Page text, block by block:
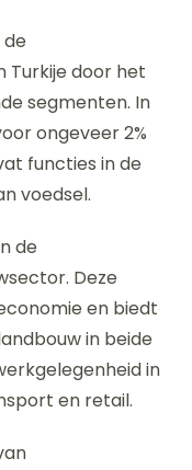
Turkije door het
segmenten. In
ongeveer 2%
functies in de
voedsel.
de
Deze
en biedt
in beide
in
en retail.